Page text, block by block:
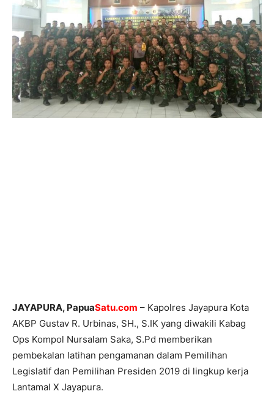
JAYAPURA, PapuaSatu.com – Kapolres Jayapura Kota
AKBP Gustav R. Urbinas, SH., S.IK yang diwakili Kabag
Ops Kompol Nursalam Saka, S.Pd memberikan
pembekalan latihan pengamanan dalam Pemilihan
Legislatif dan Pemilihan Presiden 2019 di lingkup kerja
Lantamal X Jayapura.